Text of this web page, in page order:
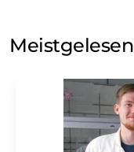
Meinungsforschung
Einwilligung können
Str. 2, 12489 Berlin
widerruf@lumitos.com
widerrufen. Zudem ist
Abbestellung des